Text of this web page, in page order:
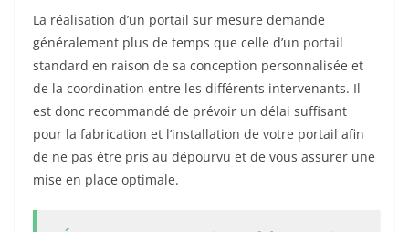
La réalisation d’un portail sur mesure demande
généralement plus de temps que celle d’un portail
standard en raison de sa conception personnalisée et
de la coordination entre les différents intervenants. Il
est donc recommandé de prévoir un délai suffisant
pour la fabrication et l’installation de votre portail afin
de ne pas être pris au dépourvu et de vous assurer une
mise en place optimale.